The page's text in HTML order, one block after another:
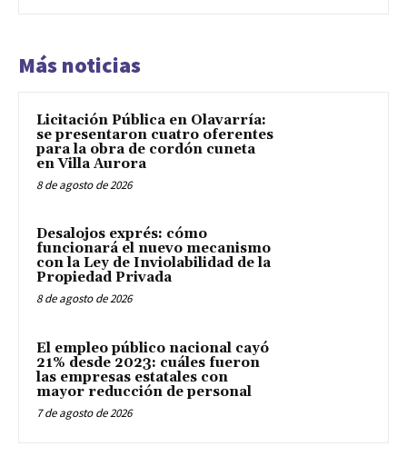
Más noticias
Licitación Pública en Olavarría:
se presentaron cuatro oferentes
para la obra de cordón cuneta
en Villa Aurora
8 de agosto de 2026
Desalojos exprés: cómo
funcionará el nuevo mecanismo
con la Ley de Inviolabilidad de la
Propiedad Privada
8 de agosto de 2026
El empleo público nacional cayó
21% desde 2023: cuáles fueron
las empresas estatales con
mayor reducción de personal
7 de agosto de 2026